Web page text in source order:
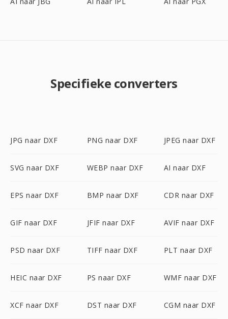
Specifieke converters
JPG naar DXF PNG naar DXF JPEG naar DXF
SVG naar DXF WEBP naar DXF AI naar DXF
EPS naar DXF BMP naar DXF CDR naar DXF
GIF naar DXF JFIF naar DXF AVIF naar DXF
PSD naar DXF TIFF naar DXF PLT naar DXF
HEIC naar DXF PS naar DXF WMF naar DXF
XCF naar DXF DST naar DXF CGM naar DXF